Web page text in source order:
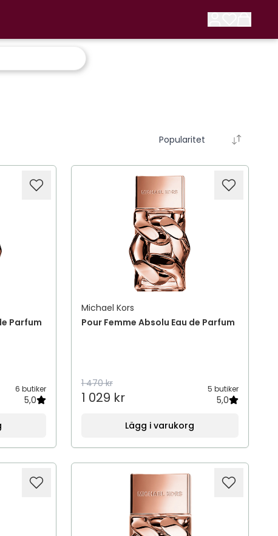
Popularitet
Parfum
6 butiker
5,0
Michael Kors
Pour Femme Absolu Eau de Parfum
1 470 kr
1 029 kr
5 butiker
5,0
Lägg i varukorg